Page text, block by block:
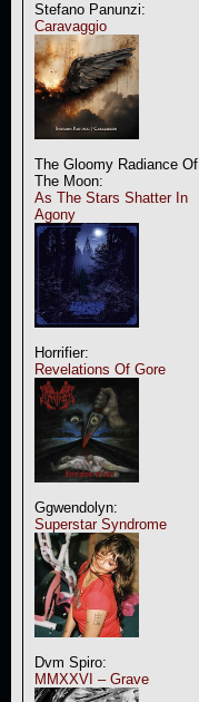
Stefano Panunzi:
Caravaggio
The Gloomy Radiance Of
The Moon:
As The Stars Shatter In
Agony
Horrifier:
Revelations Of Gore
Ggwendolyn:
Superstar Syndrome
Dvm Spiro:
MMXXVI – Grave